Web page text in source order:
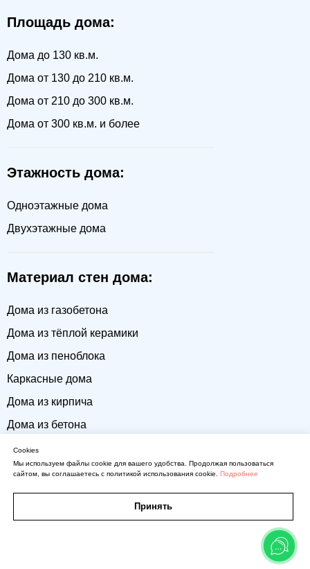
Cookies
Мы используем файлы cookie для вашего удобства. Продолжая пользоваться
сайтом, вы соглашаетесь с политикой использования cookie. Подробнее
Принять
Двухэтажные дома
Одноэтажные дома
Этажность дома:
Дома из бетона
Дома из кирпича
Каркасные дома
Дома из пеноблока
Дома из тёплой керамики
Количество спален:
Дома из газобетона
Материал стен дома:
Дома от 300 кв.м. и более
Дома от 210 до 300 кв.м.
Дома от 130 до 210 кв.м.
Дома до 130 кв.м.
Площадь дома: